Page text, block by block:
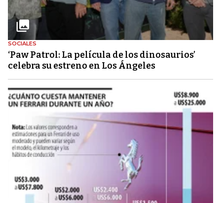
SOCIALES
‘Paw Patrol: La película de los dinosaurios’
celebra su estreno en Los Ángeles